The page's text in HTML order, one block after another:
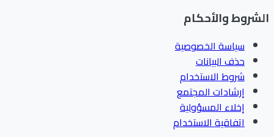
والأحكام
سياسة الخصوصية
حذف البيانات
شروط الاستخدام
إرشادات المجتمع
إخلاء المسؤولية
اتفاقية الاستخدام